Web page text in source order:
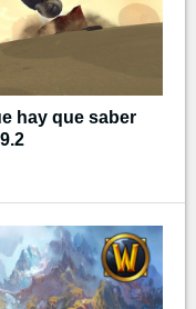
hay que saber